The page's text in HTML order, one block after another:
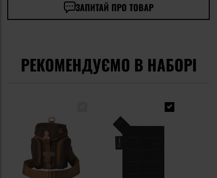
ЗАПИТАЙ ПРО ТОВАР
РЕКОМЕНДУЄМО В НАБОРІ